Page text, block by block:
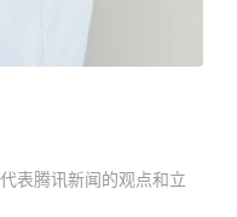
表腾讯新闻的观点和立